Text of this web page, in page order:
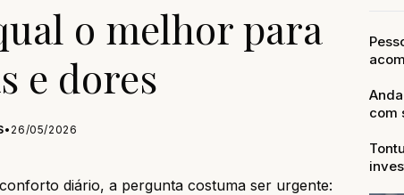
o melhor para
e dores
• 26/05/2026
diário, a pergunta costuma ser urgente:
com